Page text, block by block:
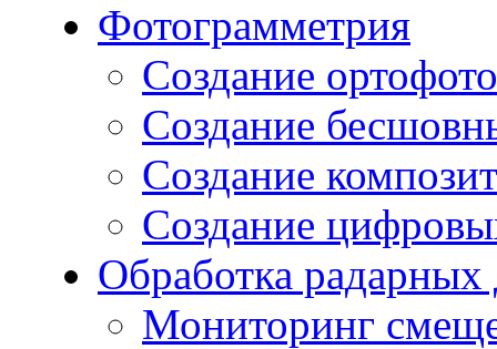
Фотограмметрия
Создание
Создание
Создание
Создание
Обработка
Мониторинг